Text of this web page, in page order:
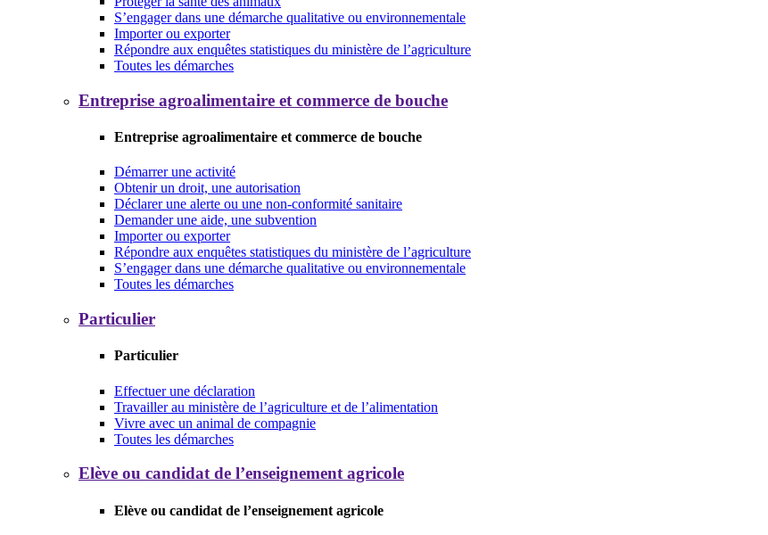
S’engager dans une démarche qualitative ou environnementale
Importer ou exporter
Répondre aux enquêtes statistiques du ministère de l’agriculture
Toutes les démarches
Entreprise agroalimentaire et commerce de bouche
Entreprise agroalimentaire et commerce de bouche
Démarrer une activité
Obtenir un droit, une autorisation
Déclarer une alerte ou une non-conformité sanitaire
Demander une aide, une subvention
Importer ou exporter
Répondre aux enquêtes statistiques du ministère de l’agriculture
S’engager dans une démarche qualitative ou environnementale
Toutes les démarches
Particulier
Particulier
Effectuer une déclaration
Travailler au ministère de l’agriculture et de l’alimentation
Vivre avec un animal de compagnie
Toutes les démarches
Elève ou candidat de l’enseignement agricole
Elève ou candidat de l’enseignement agricole